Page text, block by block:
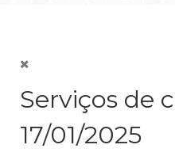
Serviços de
17/01/2025